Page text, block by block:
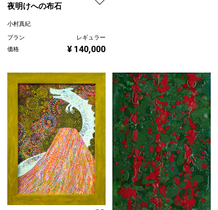
夜明けへの布石
小村真紀
プラン
レギュラー
価格
¥ 140,000